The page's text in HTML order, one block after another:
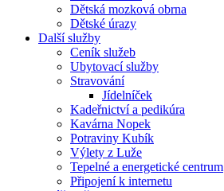
Dětská mozková obrna
Dětské úrazy
Další služby
Ceník služeb
Ubytovací služby
Stravování
Jídelníček
Kadeřnictví a pedikúra
Kavárna Nopek
Potraviny Kubík
Výlety z Luže
Tepelné a energetické centrum
Připojení k internetu